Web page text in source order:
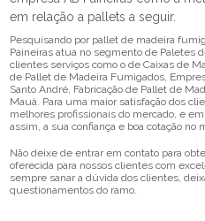
em relação a pallets a seguir.
Pesquisando por pallet de madeira
Paineiras atua no segmento de Paletes
clientes serviços como o de Caixas de
de Pallet de Madeira Fumigados,
Santo André, Fabricação de Pallet de
Mauá. Para uma maior satisfação dos
melhores profissionais do mercado, e
assim, a sua confiança e boa cotação no
Não deixe de entrar em contato para
oferecida para nossos clientes com
sempre sanar a dúvida dos clientes,
questionamentos do ramo.